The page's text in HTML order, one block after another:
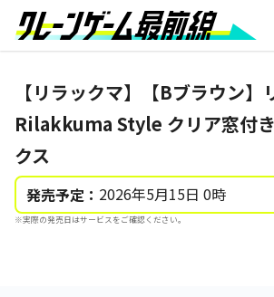
【リラックマ】【Bブラウン】
Rilakkuma Style クリア窓付
クス
発売予定： 2026年5月15日 0時
※実際の発売日はサービスをご確認ください。